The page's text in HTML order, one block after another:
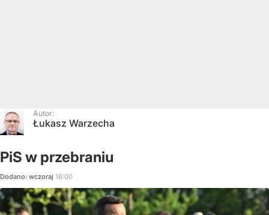
Autor:
Łukasz Warzecha
PiS w przebraniu
Dodano: wczoraj 16:00